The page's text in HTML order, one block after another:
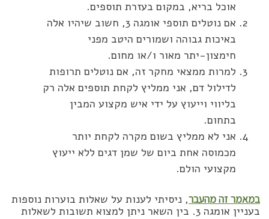
אוכל בריא, במקום בעזרת תוספים.
אם נוטלים תוספי אומגה 3, חשוב שיהיו אלה
באיכות גבוהה ושמורים היטב מפני
חימצון-יתר מאור ו/או מחום.
למרות ממצאי מחקר זה, אם נוטלים תרופות
לדילול דם, אני ממליץ לקחת תוספים אלה רק
בליווי וייעוץ על ידי איש מקצוע המבין
בתחום.
אני לא ממליץ בשום מקרה לקחת יותר
מכמוסה אחת ביום של שמן דגים ללא ייעוץ
מקצועי הולם.
במאמר זה מהעבר, ניסיתי לענות על שאלות בוערות נוספות
בעניין אומגה 3. בין השאר ניתן למצוא תשובות לשאלות